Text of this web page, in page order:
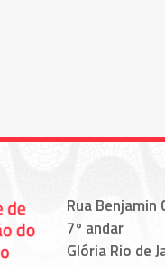
Rua
7º andar
Glória Rio de